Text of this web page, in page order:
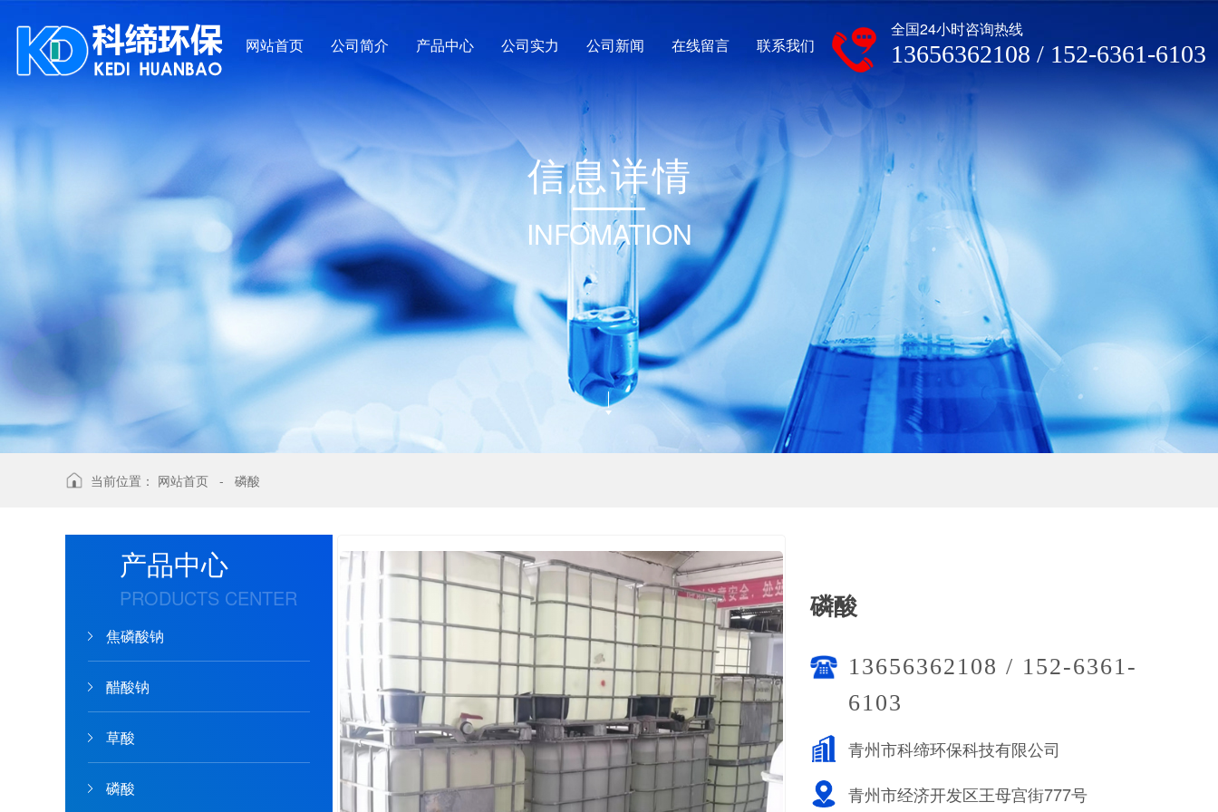
网站首页 公司简介 产品中心 公司实力 公司新闻 在线留言 联系我们
全国24小时咨询热线
13656362108 / 152-6361-6103
信息详情
INFOMATION
当前位置： 网站首页 - 磷酸
产品中心
PRODUCTS CENTER
焦磷酸钠
醋酸钠
草酸
磷酸
磷酸
13656362108 / 152-6361-
6103
青州市科缔环保科技有限公司
青州市经济开发区王母宫街777号